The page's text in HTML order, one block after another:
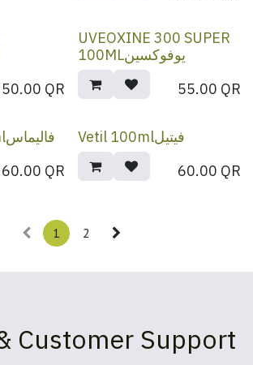
50.00 QR
UVEOXINE 300 SUPER
100MLيوفوكسين
55.00 QR
Valemas 100mlفاليماس
60.00 QR
Vetil 100mlفيتيل
60.00 QR
1 2
Customer Support